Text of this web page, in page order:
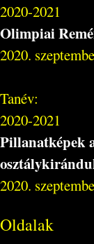
2020-2021
Olimpiai
2020.
Tanév:
2020-2021
Pillanatképek
2020.
Oldalak